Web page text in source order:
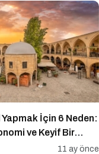
İçin 6 Neden:
ve Keyif Bir
11 ay önce